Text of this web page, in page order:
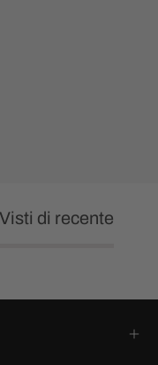
Visti di recente